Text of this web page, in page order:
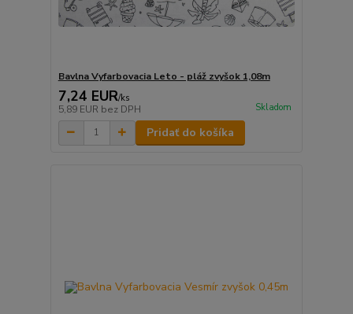
Bavlna Vyfarbovacia Leto - pláž zvyšok 1,08m
7,24 EUR/ks
5,89 EUR bez DPH Skladom
Pridať do košíka